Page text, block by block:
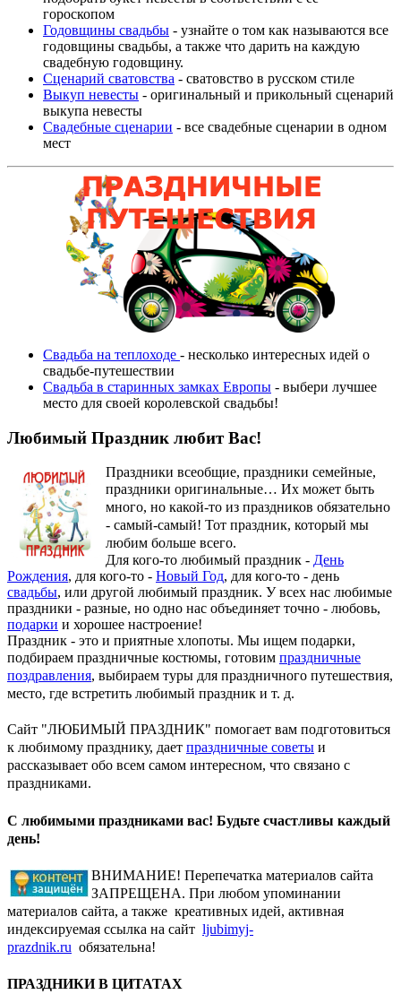
гороскопом
Годовщины свадьбы - узнайте о том как называются все
годовщины свадьбы, а также что дарить на каждую
свадебную годовщину.
Сценарий сватовства - сватовство в русском стиле
Выкуп невесты - оригинальный и прикольный сценарий
выкупа невесты
Свадебные сценарии - все свадебные сценарии в одном
мест
Свадьба на теплоходе - несколько интересных идей о
свадьбе-путешествии
Свадьба в старинных замках Европы - выбери лучшее
место для своей королевской свадьбы!
Любимый Праздник любит Вас!
Праздники всеобщие, праздники семейные,
праздники оригинальные… Их может быть
много, но какой-то из праздников обязательно
- самый-самый! Тот праздник, который мы
любим больше всего.
Для кого-то любимый праздник - День
Рождения, для кого-то - Новый Год, для кого-то - день
свадьбы, или другой любимый праздник. У всех нас любимые
праздники - разные, но одно нас объединяет точно - любовь,
подарки и хорошее настроение!
Праздник - это и приятные хлопоты. Мы ищем подарки,
подбираем праздничные костюмы, готовим праздничные
поздравления, выбираем туры для праздничного путешествия,
место, где встретить любимый праздник и т. д.
Сайт "ЛЮБИМЫЙ ПРАЗДНИК" помогает вам подготовиться
к любимому празднику, дает праздничные советы и
рассказывает обо всем самом интересном, что связано с
праздниками.
С любимыми праздниками вас! Будьте счастливы каждый
день!
ВНИМАНИЕ! Перепечатка материалов сайта
ЗАПРЕЩЕНА. При любом упоминании
материалов сайта, а также креативных идей, активная
индексируемая ссылка на сайт ljubimyj-
prazdnik.ru обязательна!
ПРАЗДНИКИ В ЦИТАТАХ